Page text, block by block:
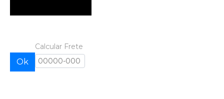
Calcular Frete
Ok